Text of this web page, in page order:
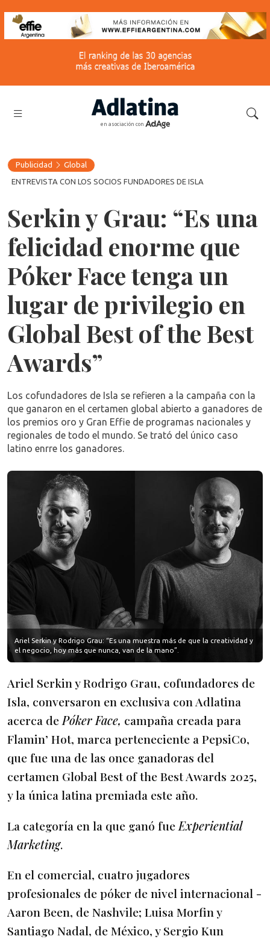
en asociación con
Publicidad
Global
ENTREVISTA CON LOS SOCIOS FUNDADORES DE ISLA
Serkin y Grau: “Es una
felicidad enorme que
Póker Face tenga un
lugar de privilegio en
Global Best of the Best
Awards”
Los cofundadores de Isla se refieren a la campaña con la
que ganaron en el certamen global abierto a ganadores de
los premios oro y Gran Effie de programas nacionales y
regionales de todo el mundo. Se trató del único caso
latino enrre los ganadores.
Ariel Serkin y Rodrigo Grau: “Es una muestra más de que la creatividad y
el negocio, hoy más que nunca, van de la mano”.
Ariel Serkin y Rodrigo Grau, cofundadores de
Isla, conversaron en exclusiva con Adlatina
acerca de Póker Face, campaña creada para
Flamin’ Hot, marca perteneciente a PepsiCo,
que fue una de las once ganadoras del
certamen Global Best of the Best Awards 2025,
y la única latina premiada este año.
La categoría en la que ganó fue Experiential
Marketing.
En el comercial, cuatro jugadores
profesionales de póker de nivel internacional -
Aaron Been, de Nashvile; Luisa Morfin y
Santiago Nadal, de México, y Sergio Kun